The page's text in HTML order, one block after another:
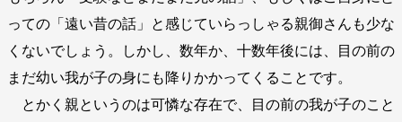
っての「遠い昔の話」と感じていらっしゃる親御さんも少な
くないでしょう。しかし、数年か、十数年後には、目の前の
まだ幼い我が子の身にも降りかかってくることです。
とかく親というのは可憐な存在で、目の前の我が子のこと